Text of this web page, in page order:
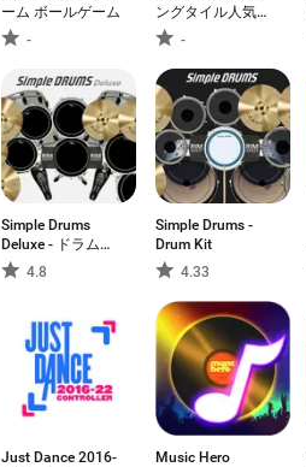
ーム ボールゲーム
-
ングタイル人気音
楽ビートリズムゲ
ーム
-
Simple Drums
Deluxe - ドラムキ
ット 4.8
Simple Drums -
Drum Kit
4.33
Just Dance 2016-
Music Hero